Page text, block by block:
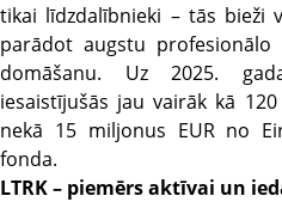
tikai līdzdalībnieki – tās bieži
parādot augstu
domāšanu. Uz 2025.
iesaistījušās jau vairāk kā
nekā 15 miljonus EUR no
fonda.
LTRK – piemērs aktīvai un